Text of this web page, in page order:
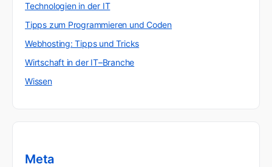
Technologien in der IT
Tipps zum Programmieren und Coden
Webhosting: Tipps und Tricks
Wirtschaft in der IT–Branche
Wissen
Meta